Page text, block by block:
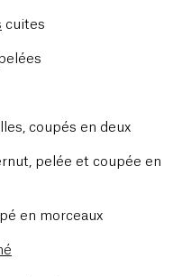
cuites
coupés en deux
pelée et coupée en
en morceaux